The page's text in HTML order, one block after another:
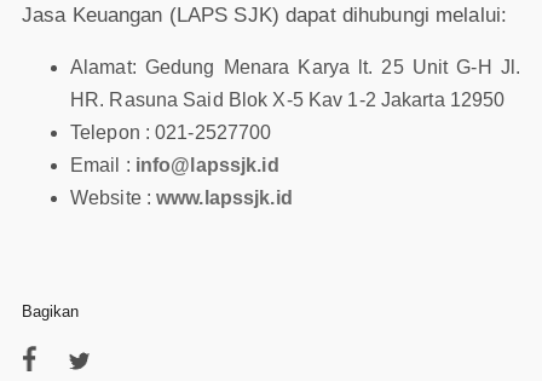
Jasa Keuangan (LAPS SJK) dapat dihubungi melalui:
Alamat: Gedung Menara Karya lt. 25 Unit G-H Jl.
HR. Rasuna Said Blok X-5 Kav 1-2 Jakarta 12950
Telepon : 021-2527700
Email : info@lapssjk.id
Website :www.lapssjk.id
Bagikan